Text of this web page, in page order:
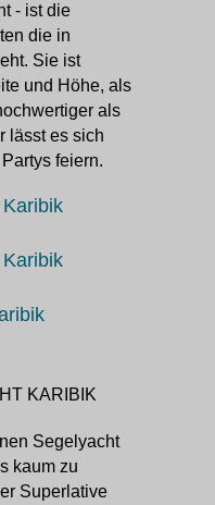
- ist die
die in
Sie ist
und Höhe, als
als
lässt es sich
feiern.
KARIBIK
Segelyacht
kaum zu
Superlative